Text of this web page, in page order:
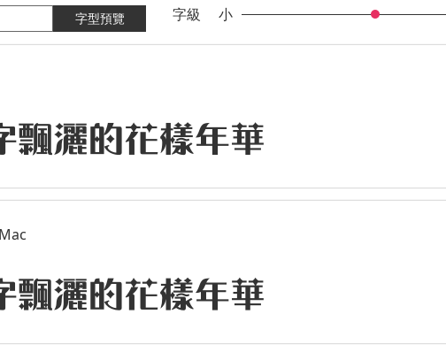
字型預覽 字級 小
飄灑的花樣年華
飄灑的花樣年華